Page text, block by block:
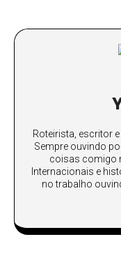
Roteirista, escritor
Sempre ouvindo
coisas comigo
Internacionais e
no trabalho